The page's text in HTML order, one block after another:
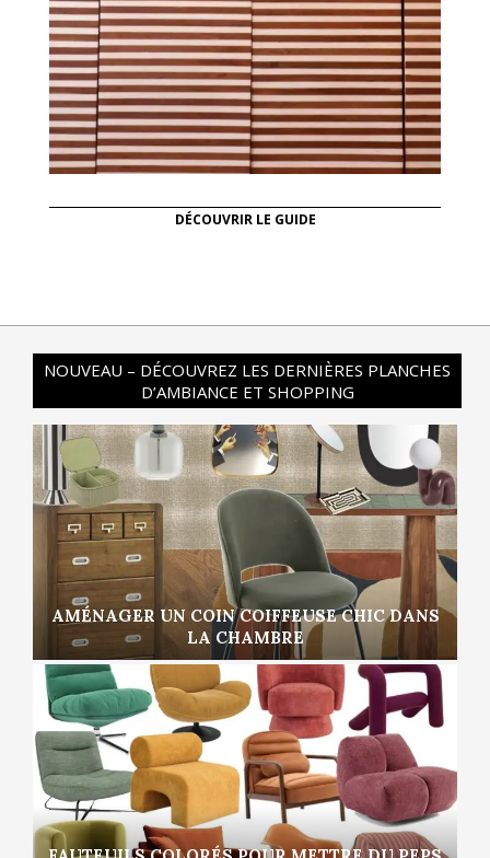
DÉCOUVRIR LE GUIDE
NOUVEAU – DÉCOUVREZ LES DERNIÈRES PLANCHES
D’AMBIANCE ET SHOPPING
AMÉNAGER UN COIN COIFFEUSE CHIC DANS
LA CHAMBRE